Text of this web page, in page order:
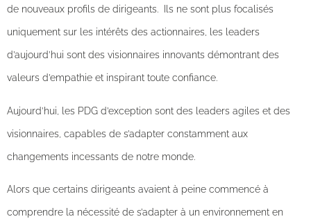
de nouveaux profils de dirigeants. Ils ne sont plus focalisés
uniquement sur les intérêts des actionnaires, les leaders
d’aujourd’hui sont des visionnaires innovants démontrant des
valeurs d’empathie et inspirant toute confiance.
Aujourd’hui, les PDG d’exception sont des leaders agiles et des
visionnaires, capables de s’adapter constamment aux
changements incessants de notre monde.
Alors que certains dirigeants avaient à peine commencé à
comprendre la nécessité de s’adapter à un environnement en